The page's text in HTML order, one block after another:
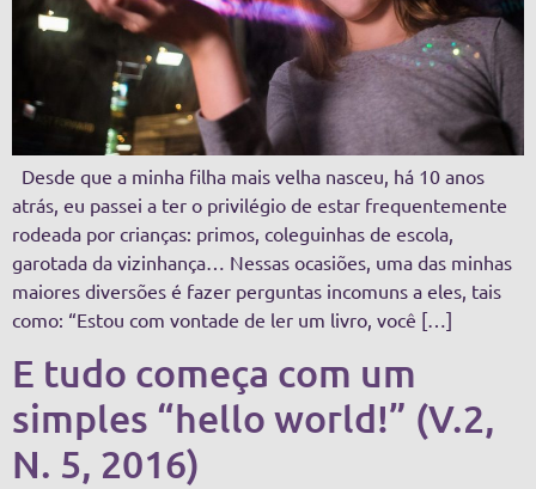
Desde que a minha filha mais velha nasceu, há 10 anos
atrás, eu passei a ter o privilégio de estar frequentemente
rodeada por crianças: primos, coleguinhas de escola,
garotada da vizinhança… Nessas ocasiões, uma das minhas
maiores diversões é fazer perguntas incomuns a eles, tais
como: “Estou com vontade de ler um livro, você […]
E tudo começa com um
simples “hello world!” (V.2,
N. 5, 2016)